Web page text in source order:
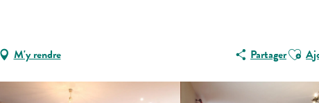
M'y rendre Partager